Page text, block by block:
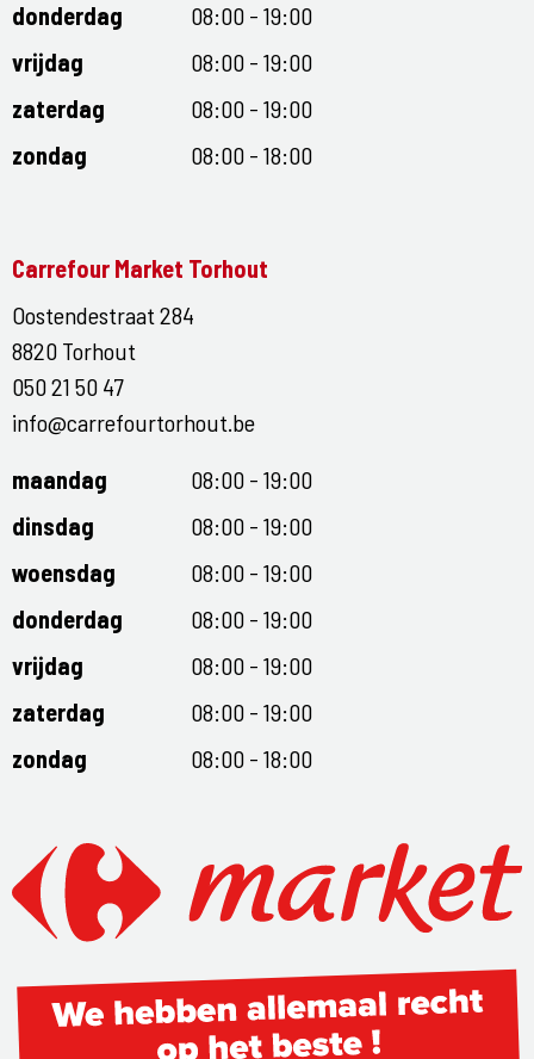
donderdag
08:00 - 19:00
vrijdag
08:00 - 19:00
zaterdag
08:00 - 19:00
zondag
08:00 - 18:00
Carrefour Market Torhout
Oostendestraat 284
8820 Torhout
050 21 50 47
info@carrefourtorhout.be
maandag
08:00 - 19:00
dinsdag
08:00 - 19:00
woensdag
08:00 - 19:00
donderdag
08:00 - 19:00
vrijdag
08:00 - 19:00
zaterdag
08:00 - 19:00
zondag
08:00 - 18:00